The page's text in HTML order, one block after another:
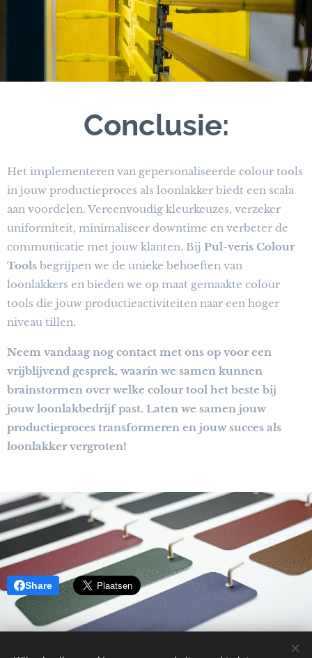
Conclusie:
Het implementeren van gepersonaliseerde colour tools
in jouw productieproces als loonlakker biedt een scala
aan voordelen. Vereenvoudig kleurkeuzes, verzeker
uniformiteit, minimaliseer downtime en verbeter de
communicatie met jouw klanten. Bij Pul-veris Colour
Tools begrijpen we de unieke behoeften van
loonlakkers en bieden we op maat gemaakte colour
tools die jouw productieactiviteiten naar een hoger
niveau tillen.
Neem vandaag nog contact met ons op voor een
vrijblijvend gesprek, waarin we samen kunnen
brainstormen over welke colour tool het beste bij
jouw loonlakbedrijf past. Laten we samen jouw
productieproces transformeren en jouw succes als
loonlakker vergroten!
Share
© 2026 Pul-veris Consulting BV, Boekterheide 80, 3550